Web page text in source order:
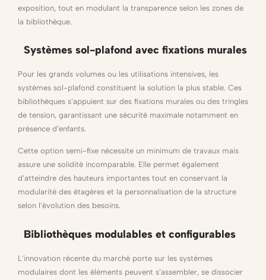
exposition, tout en modulant la transparence selon les zones de
la bibliothèque.
Systèmes sol-plafond avec fixations murales
Pour les grands volumes ou les utilisations intensives, les
systèmes sol-plafond constituent la solution la plus stable. Ces
bibliothèques s’appuient sur des fixations murales ou des tringles
de tension, garantissant une sécurité maximale notamment en
présence d’enfants.
Cette option semi-fixe nécessite un minimum de travaux mais
assure une solidité incomparable. Elle permet également
d’atteindre des hauteurs importantes tout en conservant la
modularité des étagères et la personnalisation de la structure
selon l’évolution des besoins.
Bibliothèques modulables et configurables
L’innovation récente du marché porte sur les systèmes
modulaires dont les éléments peuvent s’assembler, se dissocier